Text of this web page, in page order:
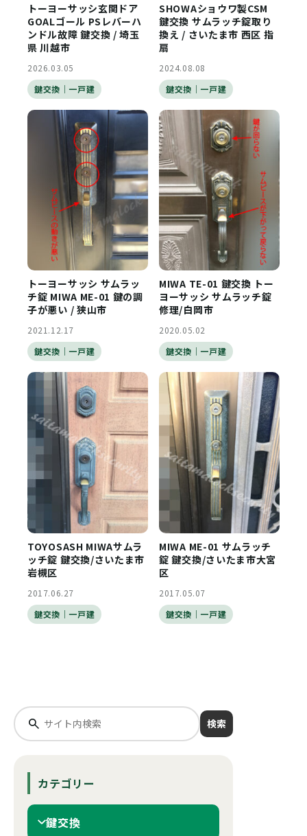
トーヨーサッシ玄関ドア
GOALゴール PSレバーハ
ンドル故障 鍵交換 / 埼玉
県 川越市
2026.03.05
鍵交換｜一戸建
SHOWAショウワ製CSM
鍵交換 サムラッチ錠取り
換え / さいたま市 西区 指
扇
2024.08.08
鍵交換｜一戸建
トーヨーサッシ サムラッ
チ錠 MIWA ME-01 鍵の調
子が悪い / 狭山市
2021.12.17
鍵交換｜一戸建
MIWA TE-01 鍵交換 トー
ヨーサッシ サムラッチ錠
修理/白岡市
2020.05.02
鍵交換｜一戸建
TOYOSASH MIWAサムラ
ッチ錠 鍵交換/さいたま市
岩槻区
2017.06.27
鍵交換｜一戸建
MIWA ME-01 サムラッチ
錠 鍵交換/さいたま市大宮
区
2017.05.07
鍵交換｜一戸建
検索
カテゴリー
鍵交換